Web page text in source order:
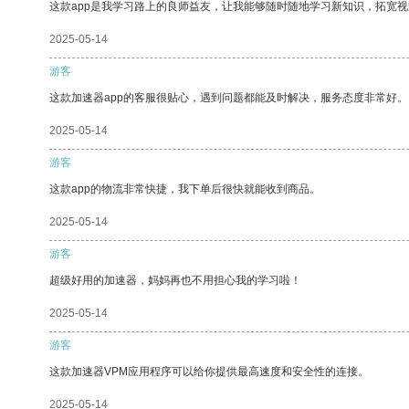
这款app是我学习路上的良师益友，让我能够随时随地学习新知识，拓宽
2025-05-14
游客
这款加速器app的客服很贴心，遇到问题都能及时解决，服务态度非常好。
2025-05-14
游客
这款app的物流非常快捷，我下单后很快就能收到商品。
2025-05-14
游客
超级好用的加速器，妈妈再也不用担心我的学习啦！
2025-05-14
游客
这款加速器VPM应用程序可以给你提供最高速度和安全性的连接。
2025-05-14